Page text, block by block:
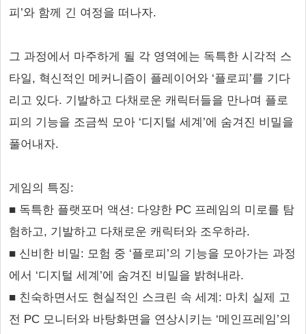
피’와 함께 긴 여정을 떠나자.
그 과정에서 마주하게 될 각 영역에는 독특한 시각적 스
타일, 혁신적인 메커니즘이 플레이어와 ‘플로피’를 기다
리고 있다. 기발하고 다채로운 캐릭터들을 만나며 플로
피의 기능을 조금씩 모아 ‘디지털 세계’에 숨겨진 비밀을
풀어내자.
게임의 특징:
■ 독특한 플랫포머 액션: 다양한 PC 프레임의 미로를 탐
험하고, 기발하고 다채로운 캐릭터와 조우하라.
■ 신비한 비밀: 모험 중 ‘플로피’의 기능을 모아가는 과정
에서 ‘디지털 세계’에 숨겨진 비밀을 밝혀내라.
■ 친숙하면서도 현실적인 스크린 속 세계: 마치 실제 고
전 PC 모니터와 바탕화면을 연상시키는 ‘메인프레임’의